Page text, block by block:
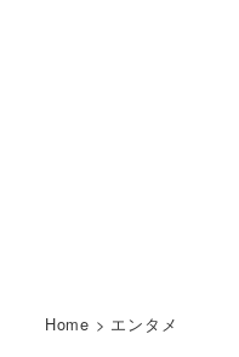
Home > エンタメ